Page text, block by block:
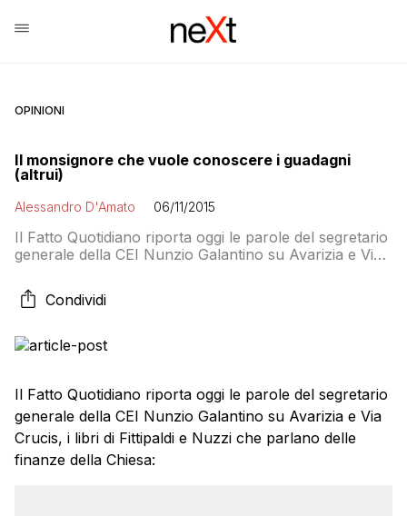
OPINIONI
Il monsignore che vuole conoscere i guadagni
(altrui)
Alessandro D'Amato 06/11/2015
Il Fatto Quotidiano riporta oggi le parole del segretario
generale della CEI Nunzio Galantino su Avarizia e Via
finanze della Chiesa: «Ho l’impressione – dice
Galantino riferendosi ai libri Ava r i z i a e Via Crucis–
Condividi
Il Fatto Quotidiano riporta oggi le parole del segretario
generale della CEI Nunzio Galantino su Avarizia e Via
Crucis, i libri di Fittipaldi e Nuzzi che parlano delle
finanze della Chiesa: